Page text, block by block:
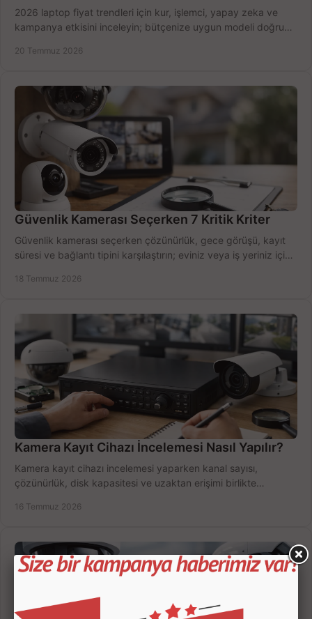
2026 laptop fiyat trendleri için kur, işlemci, yapay zeka ve
kampanya etkisini inceleyin; bütçenize uygun modeli doğru
20 Temmuz 2026
Güvenlik Kamerası Seçerken 7 Kritik Kriter
Güvenlik kamerası seçerken çözünürlük, gece görüşü, kayıt
süresi ve bağlantı tipini karşılaştırın; eviniz veya iş yeriniz için
18 Temmuz 2026
Kamera Kayıt Cihazı İncelemesi Nasıl Yapılır?
Kamera kayıt cihazı incelemesi yaparken kanal sayısı,
çözünürlük, disk kapasitesi ve uzaktan erişimi birlikte
16 Temmuz 2026